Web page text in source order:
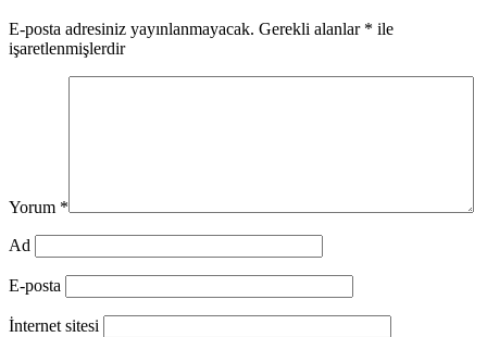
E-posta adresiniz yayınlanmayacak. Gerekli alanlar * ile
işaretlenmişlerdir
Yorum *
Ad
E-posta
İnternet sitesi